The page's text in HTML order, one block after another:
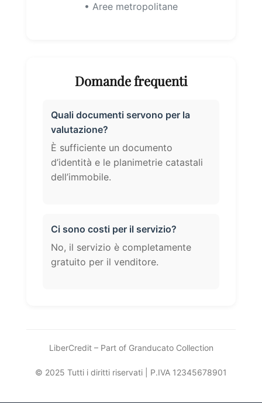
• Aree metropolitane
Domande frequenti
Quali documenti servono per la
valutazione?
È sufficiente un documento
d’identità e le planimetrie catastali
dell’immobile.
Ci sono costi per il servizio?
No, il servizio è completamente
gratuito per il venditore.
LiberCredit – Part of Granducato Collection
© 2025 Tutti i diritti riservati | P.IVA 12345678901